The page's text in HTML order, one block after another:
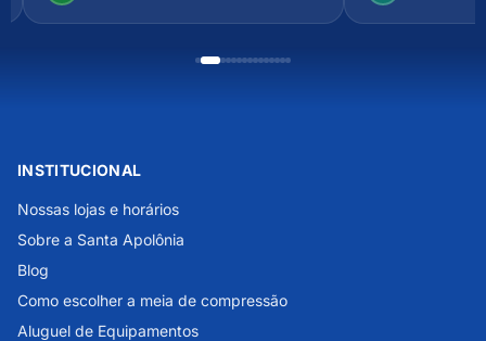
INSTITUCIONAL
Nossas lojas e horários
Sobre a Santa Apolônia
Blog
Como escolher a meia de compressão
Aluguel de Equipamentos